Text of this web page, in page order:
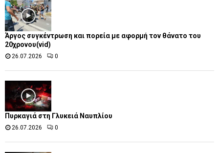
Άργος συγκέντρωση και πορεία με αφορμή τον θάνατο του
20χρονου(vid)
26.07.2026 0
Πυρκαγιά στη Γλυκειά Ναυπλίου
26.07.2026 0